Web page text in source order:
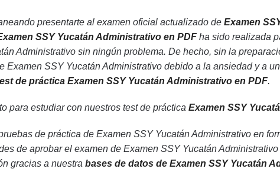
presentarte al examen oficial actualizado de Examen
SSY Yucatán Administrativo en PDFha sido realizada
Administrativo sin ningún problema. De hecho, sin la
Examen SSY Yucatán Administrativo debido a la ansiedad y a
de práctica Examen SSY Yucatán Administrativo en PDF.
para estudiar con nuestros test de práctica Examen SSY
de práctica de Examen SSY Yucatán Administrativo en
de aprobar el examen de Examen SSY Yucatán
gracias a nuestra bases de datos de Examen SSY Yucatán